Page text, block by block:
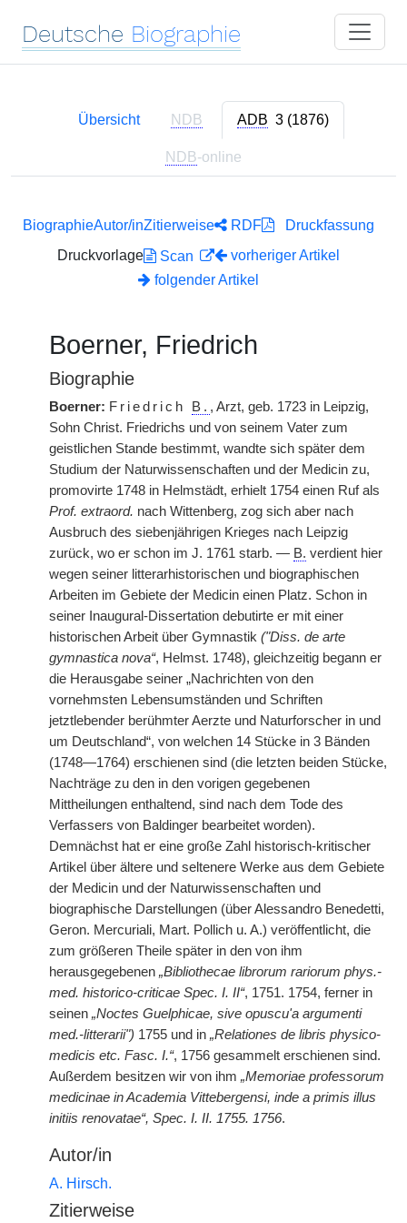
Deutsche Biographie
Übersicht NDB ADB 3 (1876)
NDB-online
BiographieAutor/inZitierweise RDF
Druckfassung
Druckvorlage
Scan
vorheriger Artikel
folgender Artikel
Boerner, Friedrich
Biographie
Boerner: Friedrich B. , Arzt, geb. 1723 in Leipzig,
Sohn Christ. Friedrichs und von seinem Vater zum
geistlichen Stande bestimmt, wandte sich später dem
Studium der Naturwissenschaften und der Medicin zu,
promovirte 1748 in Helmstädt, erhielt 1754 einen Ruf als
Prof. extraord. nach Wittenberg, zog sich aber nach
Ausbruch des siebenjährigen Krieges nach Leipzig
zurück, wo er schon im J. 1761 starb. — B. verdient hier
wegen seiner litterarhistorischen und biographischen
Arbeiten im Gebiete der Medicin einen Platz. Schon in
seiner Inaugural-Dissertation debutirte er mit einer
historischen Arbeit über Gymnastik ("Diss. de arte
gymnastica nova“, Helmst. 1748), gleichzeitig begann er
die Herausgabe seiner „Nachrichten von den
vornehmsten Lebensumständen und Schriften
jetztlebender berühmter Aerzte und Naturforscher in und
um Deutschland“, von welchen 14 Stücke in 3 Bänden
(1748—1764) erschienen sind (die letzten beiden Stücke,
Nachträge zu den in den vorigen gegebenen
Mittheilungen enthaltend, sind nach dem Tode des
Verfassers von Baldinger bearbeitet worden).
Demnächst hat er eine große Zahl historisch-kritischer
Artikel über ältere und seltenere Werke aus dem Gebiete
der Medicin und der Naturwissenschaften und
biographische Darstellungen (über Alessandro Benedetti,
Geron. Mercuriali, Mart. Pollich u. A.) veröffentlicht, die
zum größeren Theile später in den von ihm
herausgegebenen „Bibliothecae librorum rariorum phys.-
med. historico-criticae Spec. I. II“, 1751. 1754, ferner in
seinen „Noctes Guelphicae, sive opuscu'a argumenti
med.-litterarii") 1755 und in „Relationes de libris physico-
medicis etc. Fasc. I.“, 1756 gesammelt erschienen sind.
Außerdem besitzen wir von ihm „Memoriae professorum
medicinae in Academia Vittebergensi, inde a primis illus
initiis renovatae“, Spec. I. II. 1755. 1756.
Autor/in
A. Hirsch.
Zitierweise